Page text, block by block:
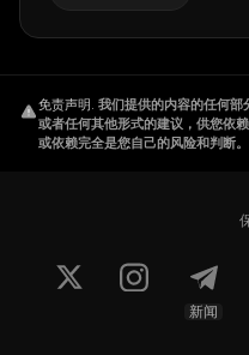
免责声明. 我们提供的内容的任何部
或者任何其他形式的建议，供您依
或依赖完全是您自己的风险和判断。
新闻